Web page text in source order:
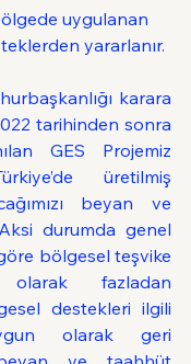
uygulanan
yararlanır.
karara
tarihinden sonra
GES Projemiz
üretilmiş
beyan ve
durumda genel
bölgesel teşvike
fazladan
destekleri ilgili
olarak geri